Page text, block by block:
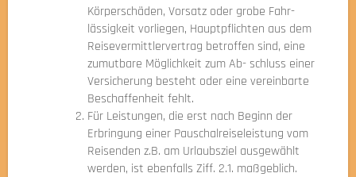
Körperschäden, Vorsatz oder grobe Fahr-
lässigkeit vorliegen, Hauptpflichten aus dem
Reisevermittlervertrag betroffen sind, eine
zumutbare Möglichkeit zum Ab- schluss einer
Versicherung besteht oder eine vereinbarte
Beschaffenheit fehlt.
Für Leistungen, die erst nach Beginn der
Erbringung einer Pauschalreiseleistung vom
Reisenden z.B. am Urlaubsziel ausgewählt
werden, ist ebenfalls Ziff. 2.1. maßgeblich.